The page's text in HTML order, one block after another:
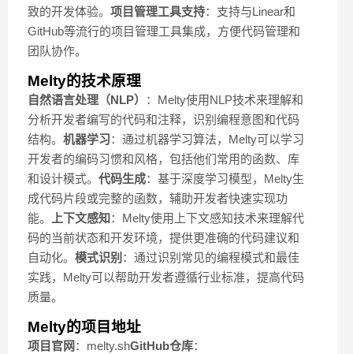
致的开发体验。 项目管理工具支持：支持与Linear和
GitHub等流行的项目管理工具集成，方便代码管理和
团队协作。
Melty的技术原理
自然语言处理（NLP）
：Melty使用NLP技术来理解和
分析开发者编写的代码和注释，识别编程意图和代码
结构。 机器学习：通过机器学习算法，Melty可以学习
开发者的编码习惯和风格，包括他们常用的函数、库
和设计模式。 代码生成：基于深度学习模型，Melty生
成代码片段或完整的函数，辅助开发者快速实现功
能。
上下文感知：Melty使用上下文感知技术来理解代
码的当前状态和开发环境，提供更准确的代码建议和
自动化。 模式识别 ：通过识别常见的编程模式和最佳
实践，Melty可以帮助开发者遵循行业标准，提高代码
质量。
Melty的项目地址
项目官网 ：melty.shGitHub仓库：